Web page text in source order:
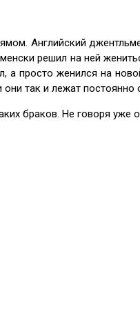
Английский
решил на ней
а просто женился на
они так и лежат постоянно
браков. Не говоря